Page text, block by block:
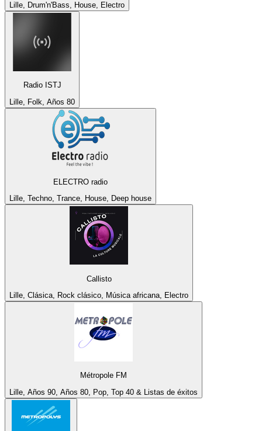
Lille, Drum'n'Bass, House, Electro
Radio ISTJ
Lille, Folk, Años 80
ELECTRO radio
Lille, Techno, Trance, House, Deep house
Callisto
Lille, Clásica, Rock clásico, Música africana, Electro
Métropole FM
Lille, Años 90, Años 80, Pop, Top 40 & Listas de éxitos